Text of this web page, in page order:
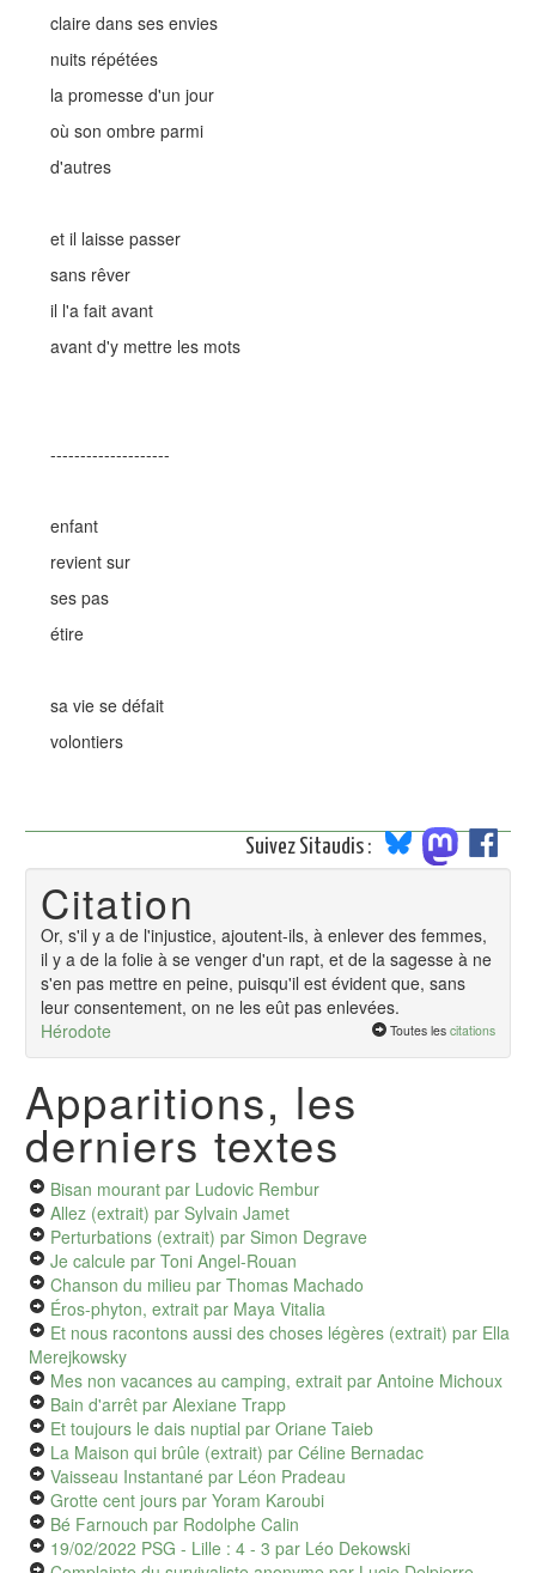
claire dans ses envies
nuits répétées
la promesse d'un jour
où son ombre parmi
d'autres
et il laisse passer
sans rêver
il l'a fait avant
avant d'y mettre les mots
--------------------
enfant
revient sur
ses pas
étire
sa vie se défait
volontiers
Suivez Sitaudis :
Citation
Or, s'il y a de l'injustice, ajoutent-ils, à enlever des femmes,
il y a de la folie à se venger d'un rapt, et de la sagesse à ne
s'en pas mettre en peine, puisqu'il est évident que, sans
leur consentement, on ne les eût pas enlevées.
Hérodote
Toutes les citations
Apparitions, les
derniers textes
Bisan mourant par Ludovic Rembur
Allez (extrait) par Sylvain Jamet
Perturbations (extrait) par Simon Degrave
Je calcule par Toni Angel-Rouan
Chanson du milieu par Thomas Machado
Éros-phyton, extrait par Maya Vitalia
Et nous racontons aussi des choses légères (extrait) par Ella
Merejkowsky
Mes non vacances au camping, extrait par Antoine Michoux
Bain d'arrêt par Alexiane Trapp
Et toujours le dais nuptial par Oriane Taieb
La Maison qui brûle (extrait) par Céline Bernadac
Vaisseau Instantané par Léon Pradeau
Grotte cent jours par Yoram Karoubi
Bé Farnouch par Rodolphe Calin
19/02/2022 PSG - Lille : 4 - 3 par Léo Dekowski